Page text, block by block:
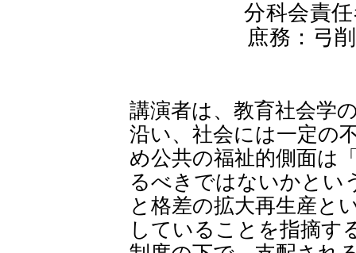
分科会責任者
庶務：弓
講演者は、教育社会学
沿い、社会には一定の
め公共の福祉的側面は
るべきではないかとい
と格差の拡大再生産と
していることを指摘す